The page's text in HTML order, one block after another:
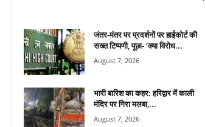
जंतर-मंतर पर प्रदर्शनों पर हाईकोर्ट की
सख्त टिप्पणी, पूछा- ‘क्या विरोध...
August 7, 2026
भारी बारिश का कहर: हरिद्वार में काली
मंदिर पर गिरा मलबा,...
August 7, 2026